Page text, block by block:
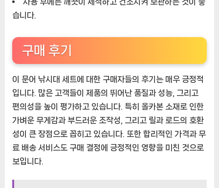
습니다.
구매 후기
이 문어 낚시대 세트에 대한 구매자들의 후기는 매우 긍정적
입니다. 많은 고객들이 제품의 뛰어난 품질과 성능, 그리고
편의성을 높이 평가하고 있습니다. 특히 올카본 소재로 인한
가벼운 무게감과 부드러운 조작성, 그리고 릴과 로드의 호환
성이 큰 장점으로 꼽히고 있습니다. 또한 합리적인 가격과 무
료 배송 서비스도 구매 결정에 긍정적인 영향을 미친 것으로
보입니다.